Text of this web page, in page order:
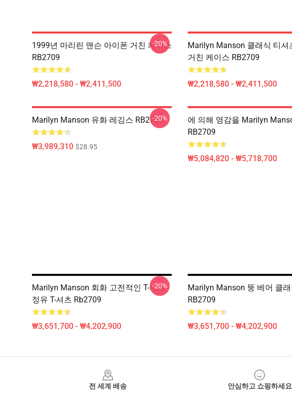
1999년 마리린 맨슨 아이폰 거친 케이스
RB2709
₩2,218,580 - ₩2,411,500
-20%
Marilyn Manson 클래식 티셔
거친 케이스 RB2709
₩2,218,580 - ₩2,411,500
Marilyn Manson 유화 레깅스 RB2709
₩3,989,310 $28.95
-20%
에 의해 영감을 Marilyn
RB2709
₩5,084,820 - ₩5,718,700
Marilyn Manson 회화 고전적인 T-셔츠
정유 T-셔츠 Rb2709
₩3,651,700 - ₩4,202,900
-20%
Marilyn Manson 뚱 베어 클
RB2709
₩3,651,700 - ₩4,202,900
전 세계 배송
안심하고 쇼핑하세요